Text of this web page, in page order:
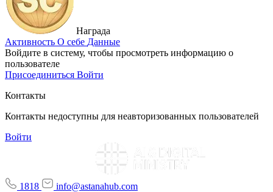
Награда
Активность О себе Данные
Войдите в систему, чтобы просмотреть информацию о
пользователе
Присоединиться Войти
Контакты
Контакты недоступны для неавторизованных пользователей
Войти
1818 info@astanahub.com